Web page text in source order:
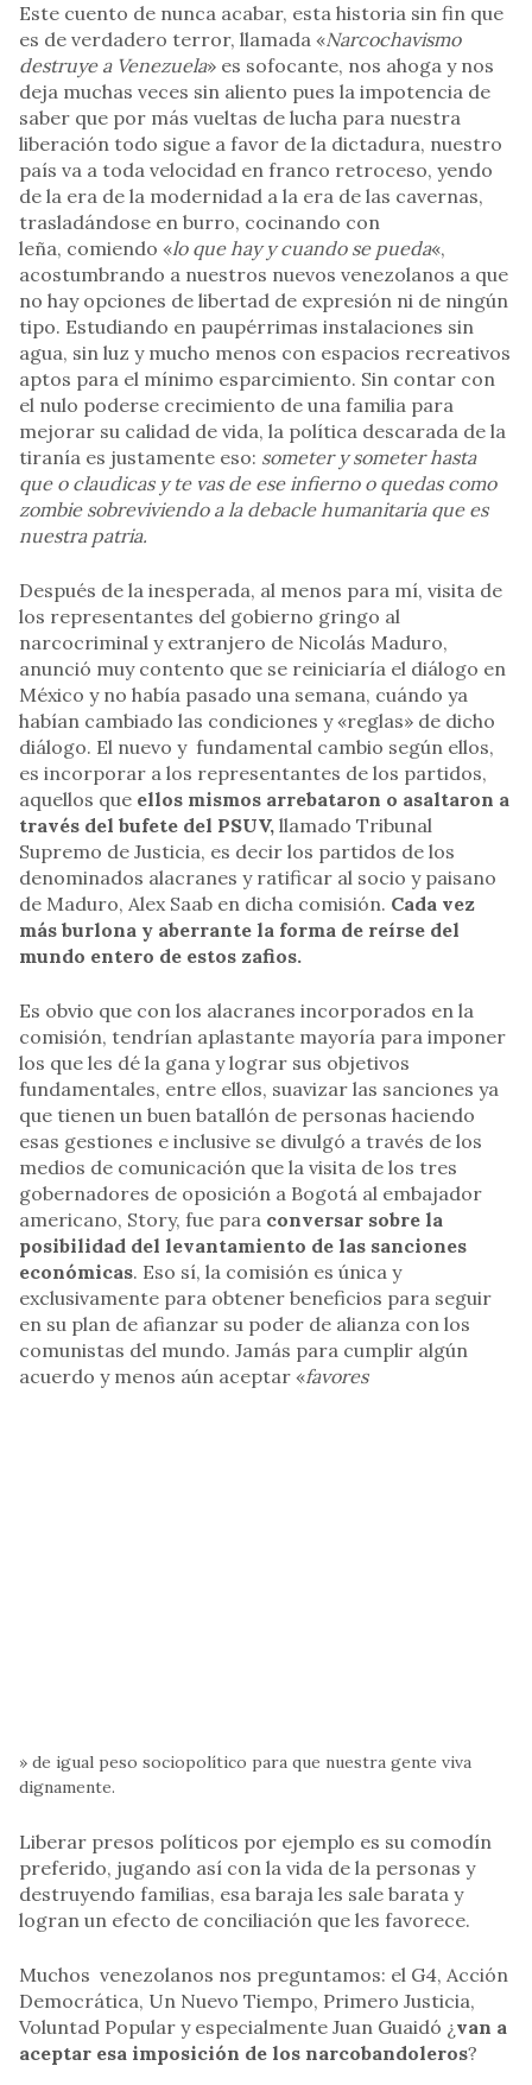
Este cuento de nunca acabar, esta historia sin fin que
es de verdadero terror, llamada «Narcochavismo
destruye a Venezuela» es sofocante, nos ahoga y nos
deja muchas veces sin aliento pues la impotencia de
saber que por más vueltas de lucha para nuestra
liberación todo sigue a favor de la dictadura, nuestro
país va a toda velocidad en franco retroceso, yendo
de la era de la modernidad a la era de las cavernas,
trasladándose en burro, cocinando con
leña, comiendo «lo que hay y cuando se pueda«,
acostumbrando a nuestros nuevos venezolanos a que
no hay opciones de libertad de expresión ni de ningún
tipo. Estudiando en paupérrimas instalaciones sin
agua, sin luz y mucho menos con espacios recreativos
aptos para el mínimo esparcimiento. Sin contar con
el nulo poderse crecimiento de una familia para
mejorar su calidad de vida, la política descarada de la
tiranía es justamente eso: someter y someter hasta
que o claudicas y te vas de ese infierno o quedas como
zombie sobreviviendo a la debacle humanitaria que es
nuestra patria.
Después de la inesperada, al menos para mí, visita de
los representantes del gobierno gringo al
narcocriminal y extranjero de Nicolás Maduro,
anunció muy contento que se reiniciaría el diálogo en
México y no había pasado una semana, cuándo ya
habían cambiado las condiciones y «reglas» de dicho
diálogo. El nuevo y fundamental cambio según ellos,
es incorporar a los representantes de los partidos,
aquellos que ellos mismos arrebataron o asaltaron a
través del bufete del PSUV, llamado Tribunal
Supremo de Justicia, es decir los partidos de los
denominados alacranes y ratificar al socio y paisano
de Maduro, Alex Saab en dicha comisión. Cada vez
más burlona y aberrante la forma de reírse del
mundo entero de estos zafios.
Es obvio que con los alacranes incorporados en la
comisión, tendrían aplastante mayoría para imponer
los que les dé la gana y lograr sus objetivos
fundamentales, entre ellos, suavizar las sanciones ya
que tienen un buen batallón de personas haciendo
esas gestiones e inclusive se divulgó a través de los
medios de comunicación que la visita de los tres
gobernadores de oposición a Bogotá al embajador
americano, Story, fue para conversar sobre la
posibilidad del levantamiento de las sanciones
económicas. Eso sí, la comisión es única y
exclusivamente para obtener beneficios para seguir
en su plan de afianzar su poder de alianza con los
comunistas del mundo. Jamás para cumplir algún
acuerdo y menos aún aceptar «favores
» de igual peso sociopolítico para que nuestra gente viva
dignamente.
Liberar presos políticos por ejemplo es su comodín
preferido, jugando así con la vida de la personas y
destruyendo familias, esa baraja les sale barata y
logran un efecto de conciliación que les favorece.
Muchos venezolanos nos preguntamos: el G4, Acción
Democrática, Un Nuevo Tiempo, Primero Justicia,
Voluntad Popular y especialmente Juan Guaidó ¿van a
aceptar esa imposición de los narcobandoleros?